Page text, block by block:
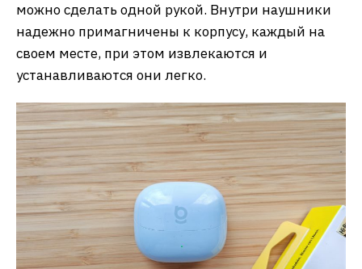
можно сделать одной рукой. Внутри наушники
надежно примагничены к корпусу, каждый на
своем месте, при этом извлекаются и
устанавливаются они легко.